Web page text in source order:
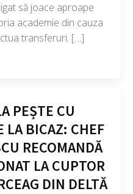
să joace aproape
academie din cauza
transferuri. […]
PEȘTE CU
LA BICAZ: CHEF
RECOMANDĂ
LA CUPTOR
DIN DELTĂ